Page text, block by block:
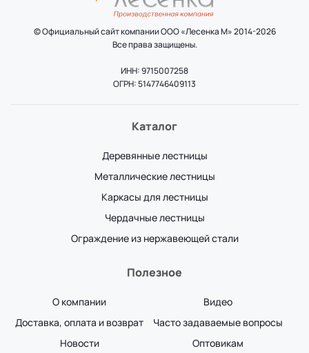
© Официальный сайт компании ООО «Лесенка М» 2014-2026
Все права защищены.
ИНН: 9715007258
ОГРН: 5147746409113
Каталог
Деревянные лестницы
Металлические лестницы
Каркасы для лестницы
Чердачные лестницы
Ограждение из нержавеющей стали
Полезное
О компании
Доставка, оплата и возврат
Новости
Видео
Часто задаваемые вопросы
Оптовикам